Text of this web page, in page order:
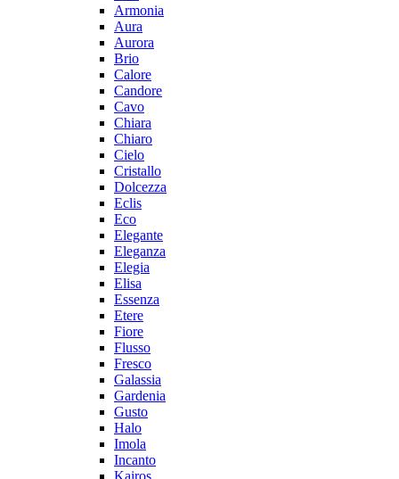
Armonia
Aura
Aurora
Brio
Calore
Candore
Cavo
Chiara
Chiaro
Cielo
Cristallo
Dolcezza
Eclis
Eco
Elegante
Eleganza
Elegia
Elisa
Essenza
Etere
Fiore
Flusso
Fresco
Galassia
Gardenia
Gusto
Halo
Imola
Incanto
Kairos